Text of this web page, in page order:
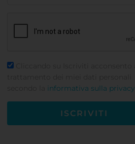
informativa sulla privacy
ISCRIVITI